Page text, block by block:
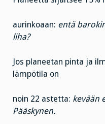
aurinkoaan: entä
liha?
Jos planeetan pinta ja
lämpötila on
noin 22 astetta: kevään
Pääskynen.